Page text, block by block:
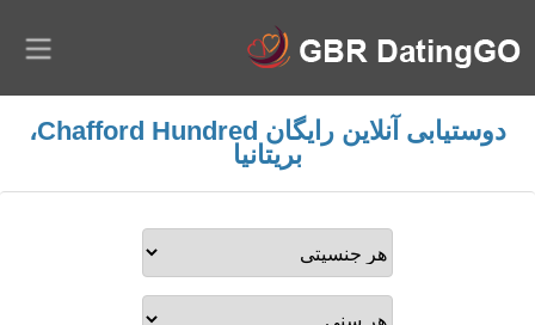
دوستیابی آنلاین رایگان Chafford Hundred،
بریتانیا